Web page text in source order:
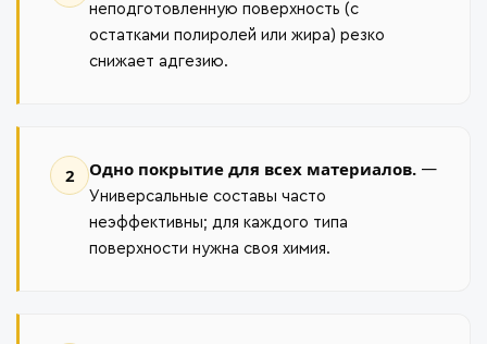
неподготовленную поверхность (с
остатками полиролей или жира) резко
снижает адгезию.
2 Одно покрытие для всех материалов. —
Универсальные составы часто
неэффективны; для каждого типа
поверхности нужна своя химия.